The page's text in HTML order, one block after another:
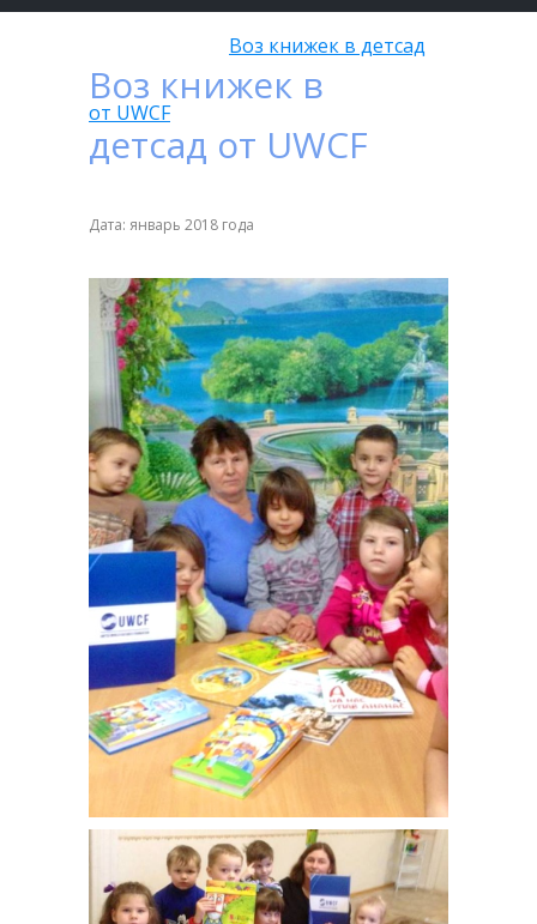
Воз книжек в детсад
от UWCF
Воз книжек в
детсад от UWCF
Дата: январь 2018 года